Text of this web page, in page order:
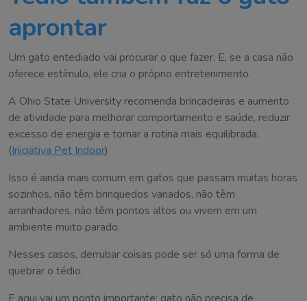
aprontar
Um gato entediado vai procurar o que fazer. E, se a casa não
oferece estímulo, ele cria o próprio entretenimento.
A Ohio State University recomenda brincadeiras e aumento
de atividade para melhorar comportamento e saúde, reduzir
excesso de energia e tornar a rotina mais equilibrada.
(Iniciativa Pet Indoor)
Isso é ainda mais comum em gatos que passam muitas horas
sozinhos, não têm brinquedos variados, não têm
arranhadores, não têm pontos altos ou vivem em um
ambiente muito parado.
Nesses casos, derrubar coisas pode ser só uma forma de
quebrar o tédio.